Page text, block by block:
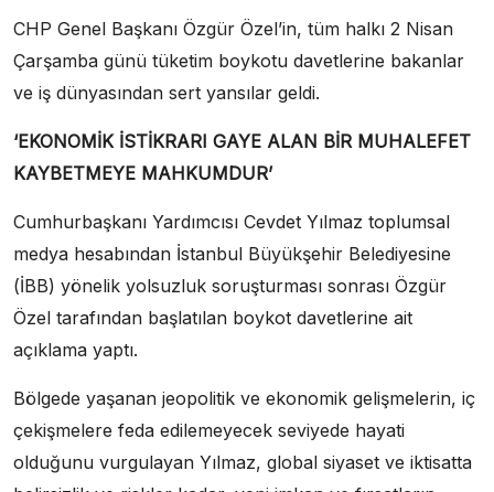
CHP Genel Başkanı Özgür Özel’in, tüm halkı 2 Nisan
Çarşamba günü tüketim boykotu davetlerine bakanlar
ve iş dünyasından sert yansılar geldi.
‘EKONOMİK İSTİKRARI GAYE ALAN BİR MUHALEFET
KAYBETMEYE MAHKUMDUR’
Cumhurbaşkanı Yardımcısı Cevdet Yılmaz toplumsal
medya hesabından İstanbul Büyükşehir Belediyesine
(İBB) yönelik yolsuzluk soruşturması sonrası Özgür
Özel tarafından başlatılan boykot davetlerine ait
açıklama yaptı.
Bölgede yaşanan jeopolitik ve ekonomik gelişmelerin, iç
çekişmelere feda edilemeyecek seviyede hayati
olduğunu vurgulayan Yılmaz, global siyaset ve iktisatta